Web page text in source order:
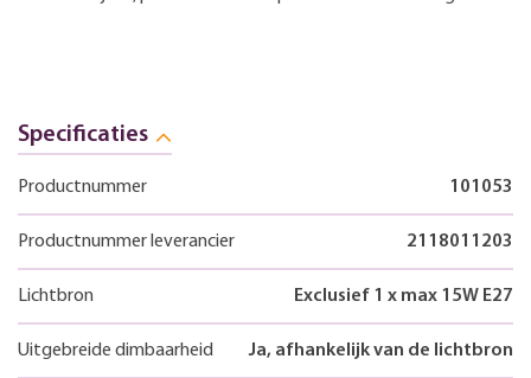
Specificaties
Productnummer 101053
Productnummer leverancier 2118011203
Lichtbron Exclusief 1 x max 15W E27
Uitgebreide dimbaarheid Ja, afhankelijk van de lichtbron